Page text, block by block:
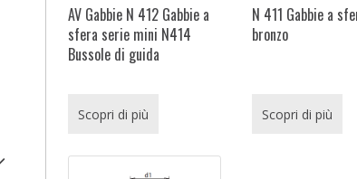
AV Gabbie N 412 Gabbie a
sfera serie mini N414
Bussole di guida
Scopri di più
N 411 Gabbie a
bronzo
Scopri di più